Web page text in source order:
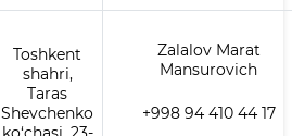
Toshkent
shahri,
Taras
Shevchenko
Zalalov Marat
Mansurovich
+998 94 410 44 17